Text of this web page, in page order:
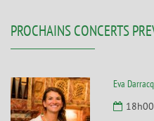
PROCHAINS CONCERTS
Eva